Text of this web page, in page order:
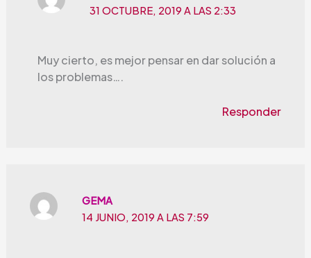
31 OCTUBRE, 2019 A LAS 2:33
Muy cierto, es mejor pensar en dar solución a
los problemas….
Responder
GEMA
14 JUNIO, 2019 A LAS 7:59